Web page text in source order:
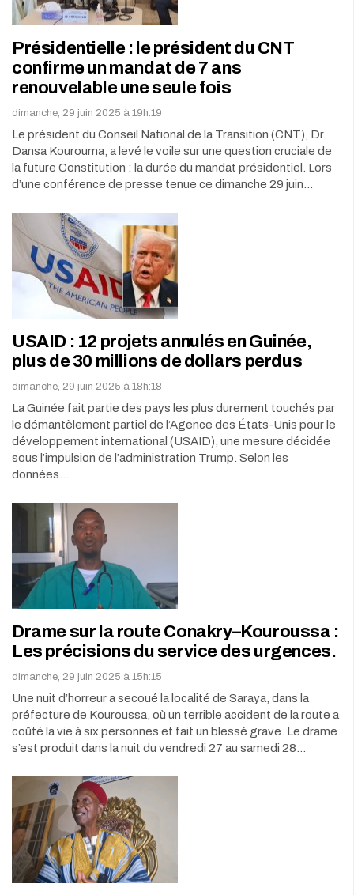
Présidentielle : le président du CNT
confirme un mandat de 7 ans
renouvelable une seule fois
dimanche, 29 juin 2025 à 19h:19
Le président du Conseil National de la Transition (CNT), Dr
Dansa Kourouma, a levé le voile sur une question cruciale de
la future Constitution : la durée du mandat présidentiel. Lors
d’une conférence de presse tenue ce dimanche 29 juin…
USAID : 12 projets annulés en Guinée,
plus de 30 millions de dollars perdus
dimanche, 29 juin 2025 à 18h:18
La Guinée fait partie des pays les plus durement touchés par
le démantèlement partiel de l’Agence des États-Unis pour le
développement international (USAID), une mesure décidée
sous l’impulsion de l’administration Trump. Selon les
données…
Drame sur la route Conakry–Kouroussa :
Les précisions du service des urgences.
dimanche, 29 juin 2025 à 15h:15
Une nuit d’horreur a secoué la localité de Saraya, dans la
préfecture de Kouroussa, où un terrible accident de la route a
coûté la vie à six personnes et fait un blessé grave. Le drame
s’est produit dans la nuit du vendredi 27 au samedi 28…